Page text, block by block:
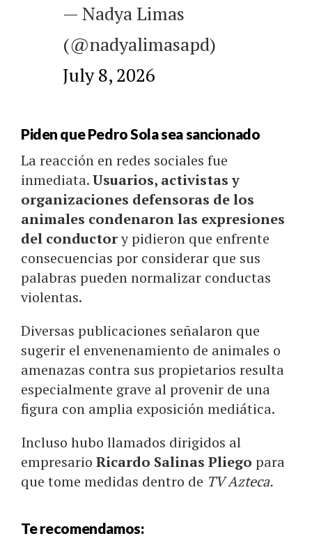
— Nadya Limas
(@nadyalimasapd)
July 8, 2026
Piden que Pedro Sola sea sancionado
La reacción en redes sociales fue
inmediata.Usuarios, activistas y
organizaciones defensoras de los
animales condenaron las expresiones
del conductory pidieron que enfrente
consecuencias por considerar que sus
palabras pueden normalizar conductas
violentas.
Diversas publicaciones señalaron que
sugerir el envenenamiento de animales o
amenazas contra sus propietarios resulta
especialmente grave al provenir de una
figura con amplia exposición mediática.
Incluso hubo llamados dirigidos al
empresario Ricardo Salinas Pliego para
que tome medidas dentro de TV Azteca.
Te recomendamos: